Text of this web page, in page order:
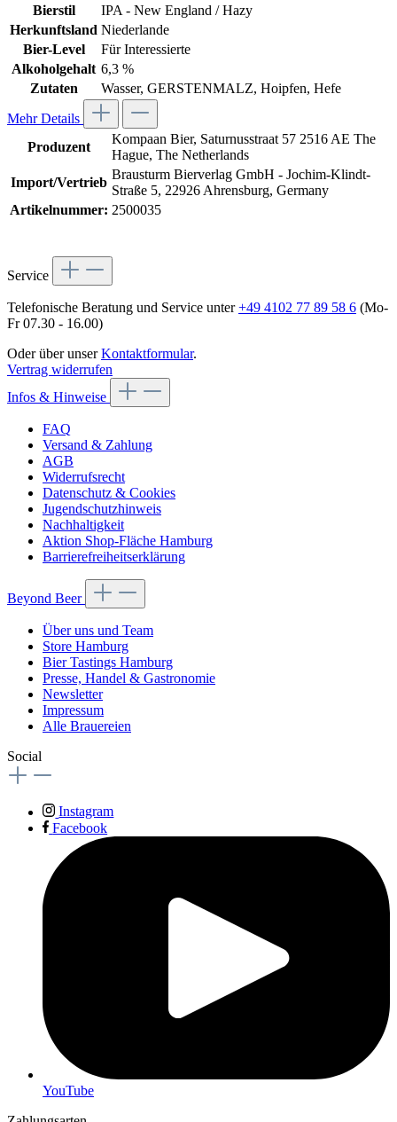
Bierstil
IPA - New England / Hazy
Herkunftsland Niederlande
Bier-Level
Für Interessierte
Alkoholgehalt 6,3 %
Zutaten
Wasser, GERSTENMALZ, Hoipfen, Hefe
Mehr Details
Produzent
Kompaan Bier, Saturnusstraat 57 2516 AE The
Hague, The Netherlands
Import/Vertrieb
Brausturm Bierverlag GmbH - Jochim-Klindt-
Straße 5, 22926 Ahrensburg, Germany
Artikelnummer: 2500035
Service
Telefonische Beratung und Service unter+49 4102 77 89 58 6 (Mo-
Fr 07.30 - 16.00)
Oder über unserKontaktformular.
Vertrag widerrufen
Infos & Hinweise
FAQ
Versand & Zahlung
AGB
Widerrufsrecht
Datenschutz & Cookies
Jugendschutzhinweis
Nachhaltigkeit
Aktion Shop-Fläche Hamburg
Barrierefreiheitserklärung
Beyond Beer
Über uns und Team
Store Hamburg
Bier Tastings Hamburg
Presse, Handel & Gastronomie
Newsletter
Impressum
Alle Brauereien
Social
Instagram
Facebook
YouTube